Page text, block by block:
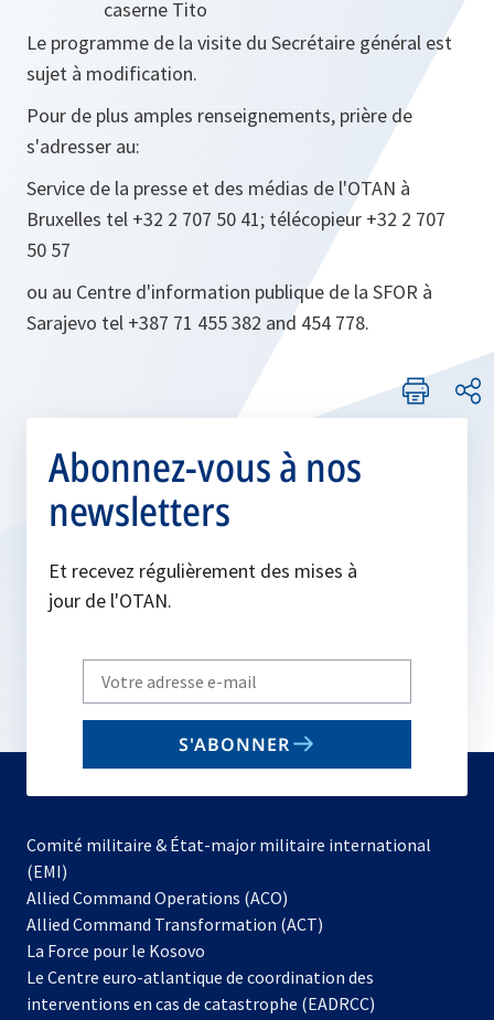
caserne Tito
Le programme de la visite du Secrétaire général est
sujet à modification.
Pour de plus amples renseignements, prière de
s'adresser au:
Service de la presse et des médias de l'OTAN à
Bruxelles tel +32 2 707 50 41; télécopieur +32 2 707
50 57
ou au Centre d'information publique de la SFOR à
Sarajevo tel +387 71 455 382 and 454 778.
Abonnez-vous à nos
newsletters
Et recevez régulièrement des mises à
jour de l'OTAN.
Write
your
email
S'ABONNER
Comité militaire & État-major militaire international
(EMI)
Allied Command Operations (ACO)
dans
nouvel
onglet
Allied Command Transformation (ACT)
La Force pour le Kosovo
dans
un
Le Centre euro-atlantique de coordination des
interventions en cas de catastrophe (EADRCC)